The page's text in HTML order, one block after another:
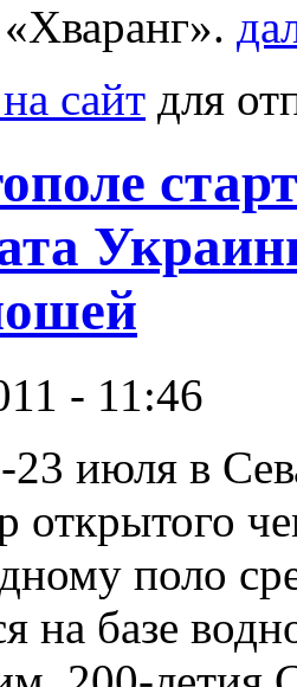
сайт для
- 11:46
23 июля в
открытого
поло
на базе